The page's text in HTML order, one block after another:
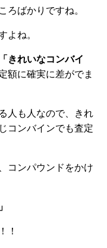
ろばかりですね。
よね。
「きれいなコンバイ
額に確実に差がでま
人も人なので、きれ
コンバインでも査定
コンパウンドをかけ
！